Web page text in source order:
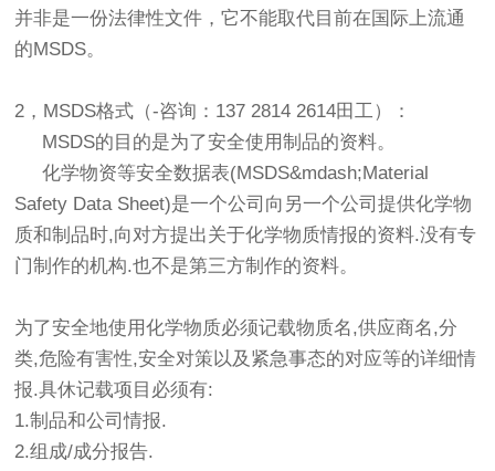
并非是一份法律性文件，它不能取代目前在国际上流通
的MSDS。
2，MSDS格式（-咨询：137 2814 2614田工）：
MSDS的目的是为了安全使用制品的资料。
化学物资等安全数据表(MSDS&mdash;Material
Safety Data Sheet)是一个公司向另一个公司提供化学物
质和制品时,向对方提出关于化学物质情报的资料.没有专
门制作的机构.也不是第三方制作的资料。
为了安全地使用化学物质必须记载物质名,供应商名,分
类,危险有害性,安全对策以及紧急事态的对应等的详细情
报.具休记载项目必须有:
1.制品和公司情报.
2.组成/成分报告.